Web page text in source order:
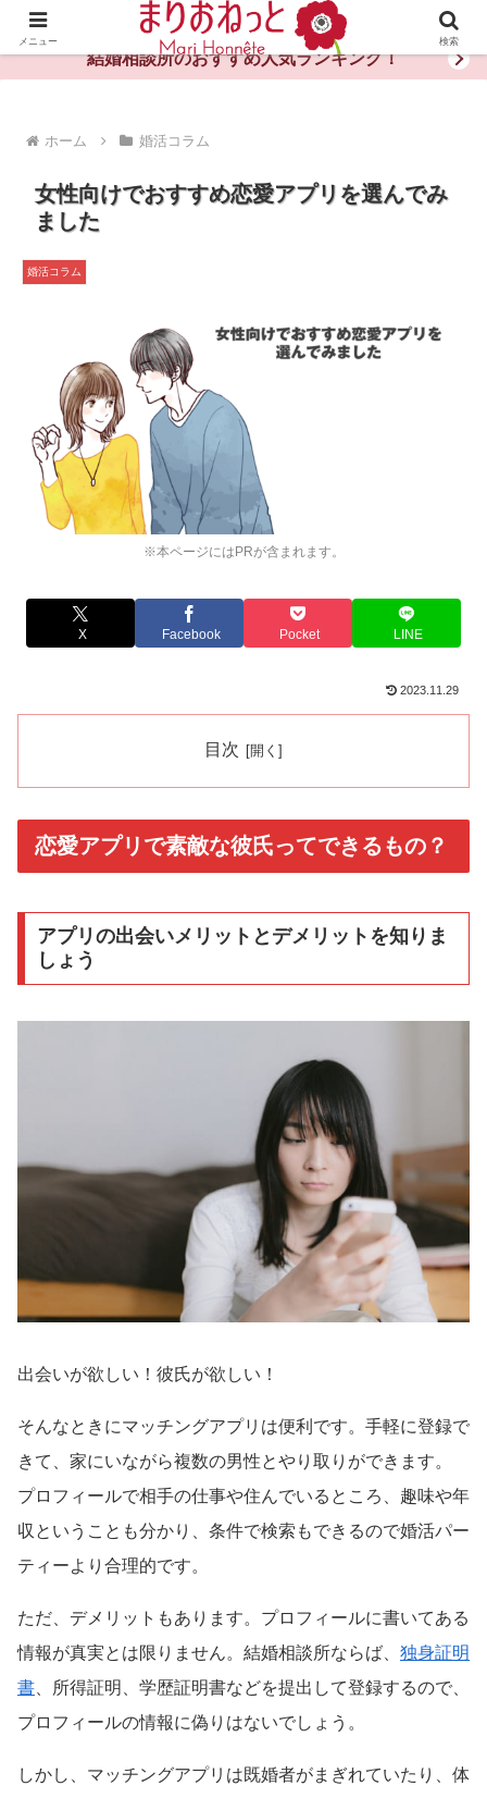
婚活や出会いの体験談・評判・秘訣がわかる情報サイト
結婚相談所のおすすめ人気ランキング！
ホーム 婚活コラム
女性向けでおすすめ恋愛アプリを選んでみ
ました
※本ページにはPRが含まれます。
婚活コラム
X Facebook Pocket LINE
2023.11.29
目次
恋愛アプリで素敵な彼氏ってできるもの？
アプリの出会いメリットとデメリットを知りま
しょう
出会いが欲しい！彼氏が欲しい！
そんなときにマッチングアプリは便利です。手軽に登録で
きて、家にいながら複数の男性とやり取りができます。
プロフィールで相手の仕事や住んでいるところ、趣味や年
収ということも分かり、条件で検索もできるので婚活パー
ティーより合理的です。
ただ、デメリットもあります。プロフィールに書いてある
情報が真実とは限りません。結婚相談所ならば、 独身証明
書 、所得証明、学歴証明書などを提出して登録するので、
プロフィールの情報に偽りはないでしょう。
しかし、マッチングアプリは既婚者がまぎれていたり、体
メニュー 検索